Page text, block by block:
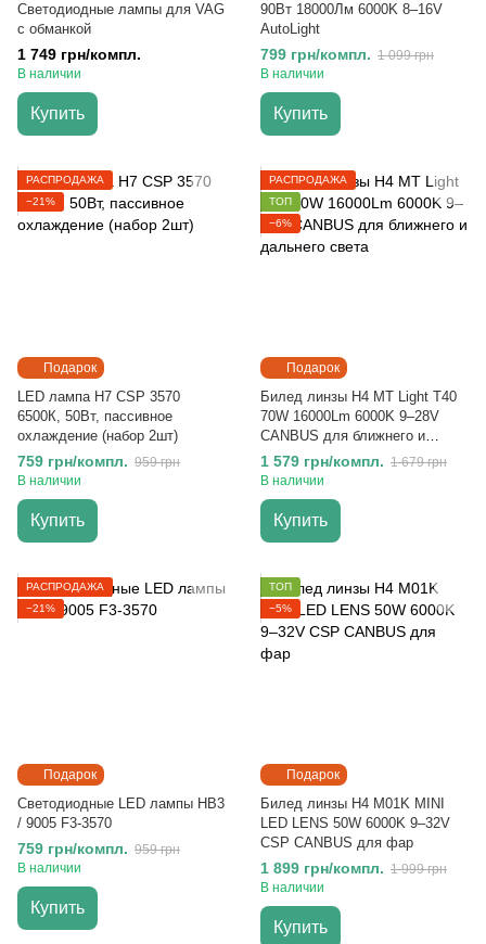
Светодиодные лампы для VAG
с обманкой
1 749 грн/компл.
В наличии
Купить
90Вт 18000Лм 6000K 8–16V
AutoLight
799 грн/компл. 1 099 грн
В наличии
Купить
Подарок
РАСПРОДАЖА
−21%
LED лампа H7 CSP 3570
6500К, 50Вт, пассивное
охлаждение (набор 2шт)
759 грн/компл. 959 грн
В наличии
Купить
Подарок
РАСПРОДАЖА
ТОП
−6%
Билед линзы H4 MT Light T40
70W 16000Lm 6000K 9–28V
CANBUS для ближнего и
дальнего света
1 579 грн/компл. 1 679 грн
В наличии
Купить
Подарок
РАСПРОДАЖА
−21%
Светодиодные LED лампы HB3
/ 9005 F3-3570
759 грн/компл. 959 грн
В наличии
Купить
Подарок
ТОП
−5%
Билед линзы H4 M01K MINI
LED LENS 50W 6000K 9–32V
CSP CANBUS для фар
1 899 грн/компл. 1 999 грн
В наличии
Купить